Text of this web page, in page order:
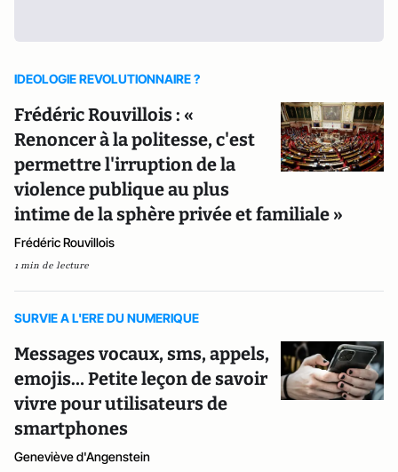
IDEOLOGIE REVOLUTIONNAIRE ?
Frédéric Rouvillois : «
Renoncer à la politesse, c'est
permettre l'irruption de la
violence publique au plus
intime de la sphère privée et familiale »
Frédéric Rouvillois
1 min de lecture
SURVIE A L'ERE DU NUMERIQUE
Messages vocaux, sms, appels,
emojis… Petite leçon de savoir
vivre pour utilisateurs de
smartphones
Geneviève d'Angenstein